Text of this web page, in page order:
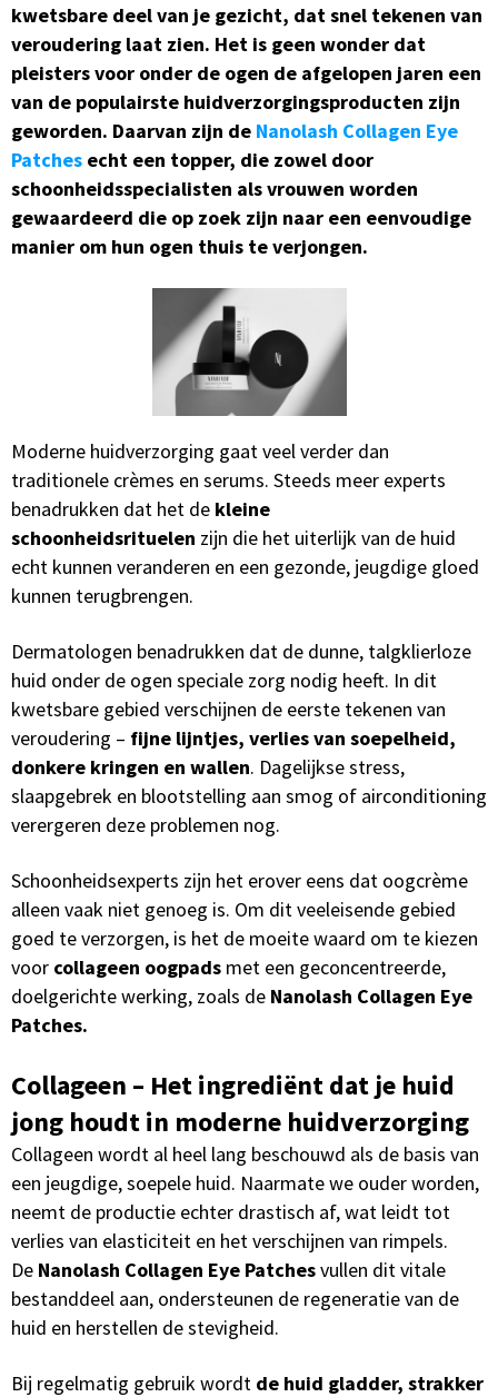
kwetsbare deel van je gezicht, dat snel tekenen van
veroudering laat zien. Het is geen wonder dat
pleisters voor onder de ogen de afgelopen jaren een
van de populairste huidverzorgingsproducten zijn
geworden. Daarvan zijn de Nanolash Collagen Eye
Patches echt een topper, die zowel door
schoonheidsspecialisten als vrouwen worden
gewaardeerd die op zoek zijn naar een eenvoudige
manier om hun ogen thuis te verjongen.
Moderne huidverzorging gaat veel verder dan
traditionele crèmes en serums. Steeds meer experts
benadrukken dat het de kleine
schoonheidsrituelen zijn die het uiterlijk van de huid
echt kunnen veranderen en een gezonde, jeugdige gloed
kunnen terugbrengen.
Dermatologen benadrukken dat de dunne, talgklierloze
huid onder de ogen speciale zorg nodig heeft. In dit
kwetsbare gebied verschijnen de eerste tekenen van
veroudering – fijne lijntjes, verlies van soepelheid,
donkere kringen en wallen. Dagelijkse stress,
slaapgebrek en blootstelling aan smog of airconditioning
verergeren deze problemen nog.
Schoonheidsexperts zijn het erover eens dat oogcrème
alleen vaak niet genoeg is. Om dit veeleisende gebied
goed te verzorgen, is het de moeite waard om te kiezen
voor collageen oogpads met een geconcentreerde,
doelgerichte werking, zoals de Nanolash Collagen Eye
Patches.
Collageen – Het ingrediënt dat je huid
jong houdt in moderne huidverzorging
Collageen wordt al heel lang beschouwd als de basis van
een jeugdige, soepele huid. Naarmate we ouder worden,
neemt de productie echter drastisch af, wat leidt tot
verlies van elasticiteit en het verschijnen van rimpels.
De Nanolash Collagen Eye Patchesvullen dit vitale
bestanddeel aan, ondersteunen de regeneratie van de
huid en herstellen de stevigheid.
Bij regelmatig gebruik wordt de huid gladder, strakker